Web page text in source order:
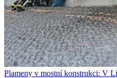
Plameny v mostní konstrukci: V